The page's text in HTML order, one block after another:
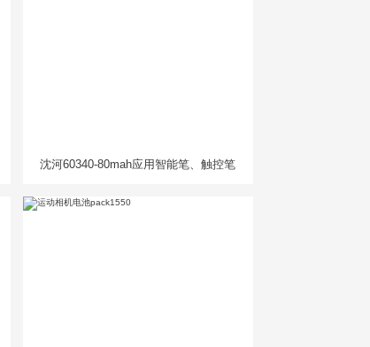
沈河60340-80mah应用智能笔、触控笔